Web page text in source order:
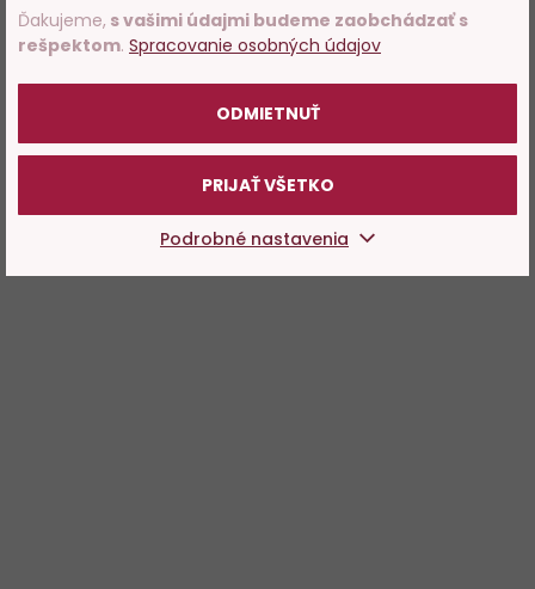
Ďakujeme, s vašimi údajmi budeme zaobchádzať s
rešpektom. Spracovanie osobných údajov
ODMIETNUŤ
PRIJAŤ VŠETKO
Podrobné nastavenia